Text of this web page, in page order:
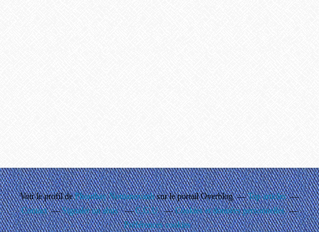
Voir le profil dePhouthay Nontanovanhsur le portail Overblog
Top articles
Contact
Signaler un abus C.G.U.
Cookies et données personnelles
Préférences cookies